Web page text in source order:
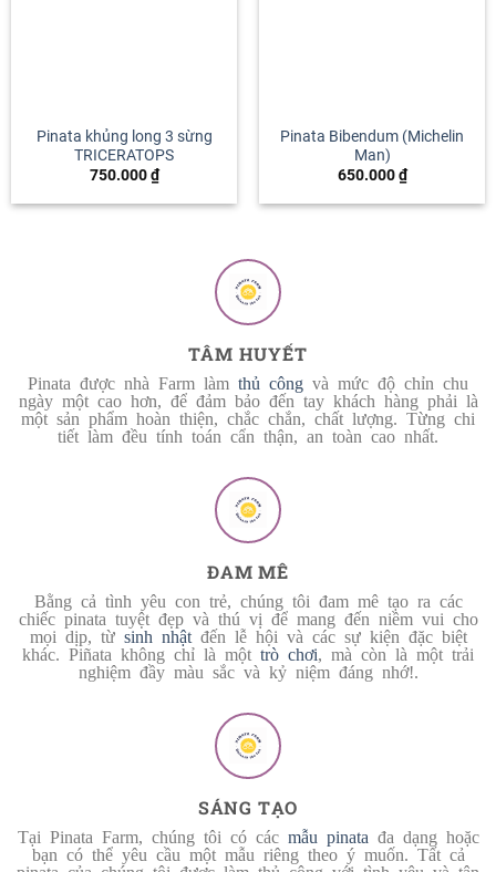
Pinata khủng long 3 sừng
TRICERATOPS
750.000₫
Pinata Bibendum (Michelin
Man)
650.000₫
TÂM HUYẾT
Pinata được nhà Farm làm thủ công và mức độ chỉn chu
ngày một cao hơn, để đảm bảo đến tay khách hàng phải là
một sản phẩm hoàn thiện, chắc chắn, chất lượng. Từng chi
tiết làm đều tính toán cẩn thận, an toàn cao nhất.
ĐAM MÊ
Bằng cả tình yêu con trẻ, chúng tôi đam mê tạo ra các
chiếc pinata tuyệt đẹp và thú vị để mang đến niềm vui cho
mọi dịp, từ sinh nhậtđến lễ hội và các sự kiện đặc biệt
khác. Piñata không chỉ là một trò chơi , mà còn là một trải
nghiệm đầy màu sắc và kỷ niệm đáng nhớ!.
SÁNG TẠO
Tại Pinata Farm, chúng tôi có các mẫu pinata đa dạng hoặc
bạn có thể yêu cầu một mẫu riêng theo ý muốn. Tất cả